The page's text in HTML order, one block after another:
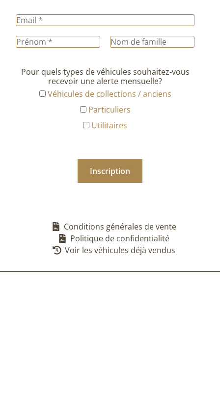
Pour quels types de véhicules souhaitez-vous
recevoir une alerte mensuelle?
Véhicules de collections / anciens
Particuliers
Utilitaires
Conditions générales de vente
Politique de confidentialité
Voir les véhicules déjà vendus